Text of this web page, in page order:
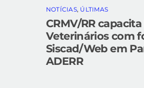
NOTÍCIAS, ÚLTIMAS
CRMV/RR
Veterinários com
Siscad/Web em
ADERR